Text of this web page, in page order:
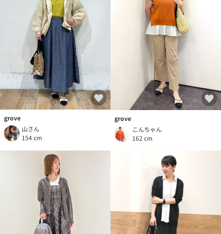
grove
山さん
154 cm
grove
こんちゃん
162 cm